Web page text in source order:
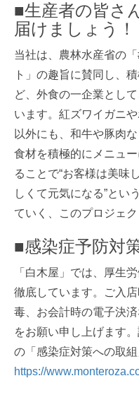
■生産者の皆さ
届けましょう！
当社は、農林水産省の
ト」の趣旨に賛同し、
ど、外食の一企業とし
います。紅ズワイガニ
以外にも、和牛や豚肉
食材を積極的にメニュ
ることで“お客様は美味
しくて元気になる”とい
ていく、このプロジェ
■感染症予防対
「白木屋」では、厚生
徹底しています。ご入
毒、お会計時の電子決
をお願い申し上げます
の「感染症対策への取
https://